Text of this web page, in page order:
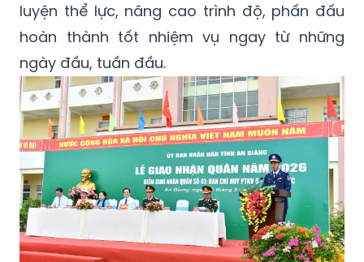
luyện thể lực, nâng cao trình độ, phấn đấu
hoàn thành tốt nhiệm vụ ngay từ những
ngày đầu, tuần đầu.